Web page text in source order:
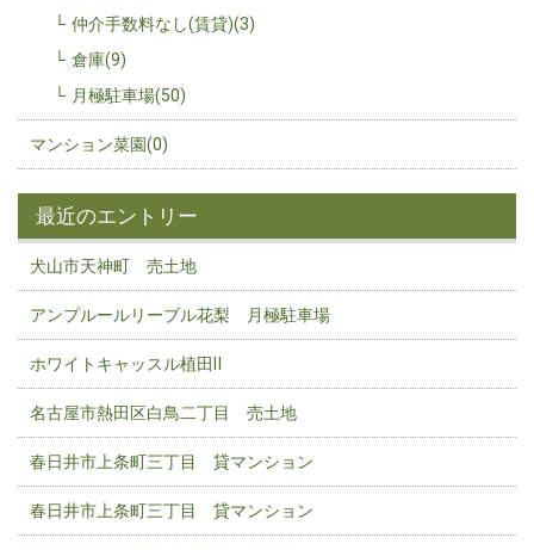
仲介手数料なし(賃貸)(3)
倉庫(9)
月極駐車場(50)
マンション菜園(0)
最近のエントリー
犬山市天神町 売土地
アンプルールリーブル花梨 月極駐車場
ホワイトキャッスル植田Ⅱ
名古屋市熱田区白鳥二丁目 売土地
春日井市上条町三丁目 貸マンション
春日井市上条町三丁目 貸マンション